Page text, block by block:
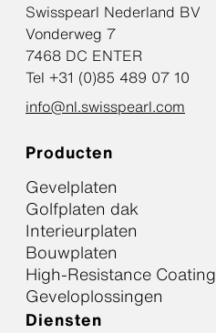
Swisspearl Nederland BV
Vonderweg 7
7468 DC ENTER
Tel +31 (0)85 489 07 10
info@nl.swisspearl.com
Producten
Gevelplaten
Golfplaten dak
Interieurplaten
Bouwplaten
High-Resistance Coating
Geveloplossingen
Diensten